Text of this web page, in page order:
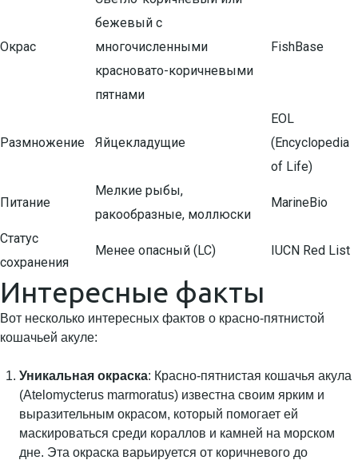
Окрас
бежевый с
многочисленными
красновато-коричневыми
пятнами
FishBase
Размножение Яйцекладущие
EOL
(Encyclopedia
of Life)
Питание
Мелкие рыбы,
ракообразные, моллюски
MarineBio
Статус
сохранения
Менее опасный (LC) IUCN Red List
Интересные факты
Вот несколько интересных фактов о красно-пятнистой
кошачьей акуле:
Уникальная окраска: Красно-пятнистая кошачья акула
(Atelomycterus marmoratus) известна своим ярким и
выразительным окрасом, который помогает ей
маскироваться среди кораллов и камней на морском
дне. Эта окраска варьируется от коричневого до